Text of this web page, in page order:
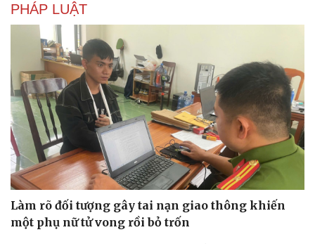
PHÁP LUẬT
Làm rõ đối tượng gây tai nạn giao thông khiến
một phụ nữ tử vong rồi bỏ trốn